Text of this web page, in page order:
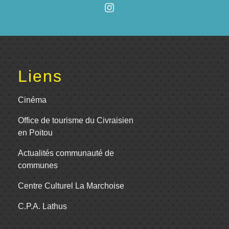
Liens
Cinéma
Office de tourisme du Civraisien
en Poitou
Actualités communauté de
communes
Centre Culturel La Marchoise
C.P.A. Lathus